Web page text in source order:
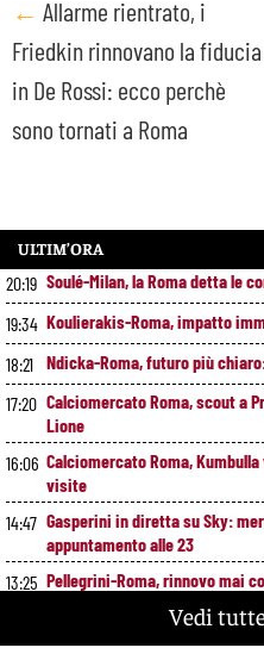
Post
navigation
← Allarme rientrato, i
Friedkin rinnovano la fiducia
in De Rossi: ecco perchè
sono tornati a Roma
ULTIM’ORA
20:19 Soulé-Milan, la Roma detta le
19:34 Koulierakis-Roma, impatto
18:21 Ndicka-Roma, futuro più
17:20 Calciomercato Roma, scout a
Lione
16:06 Calciomercato Roma,
visite
14:47 Gasperini in diretta su Sky:
appuntamento alle 23
13:25 Pellegrini-Roma, rinnovo mai
12:00
Vedi